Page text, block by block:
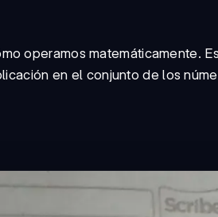
operamos matemáticamente.
en el conjunto de los